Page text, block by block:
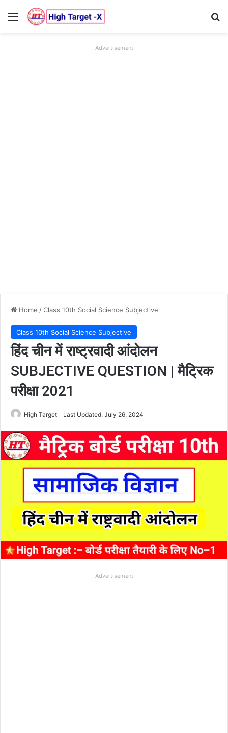
Menu
Advertisement
Home /Class 10th Social Science Subjective
Class 10th Social Science Subjective
हिंद चीन में राष्ट्रवादी आंदोलन
SUBJECTIVE QUESTION | मैट्रिक
परीक्षा 2021
High Target Last Updated: July 26, 2024
Advertisement